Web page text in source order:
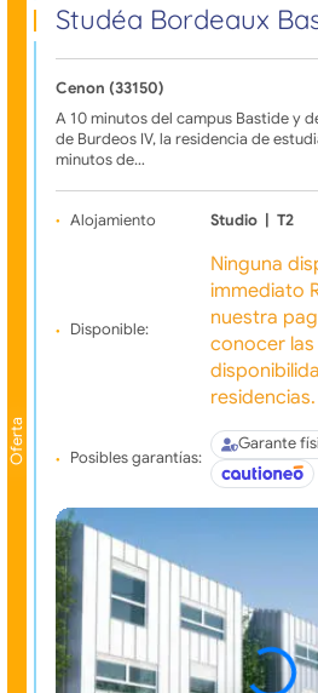
Oferta
Studéa Bordeaux
Cenon (33150)
A 10 minutos del campus Bastide y
de Burdeos IV, la residencia de
minutos de…
Alojamiento Studio T2
Disponible:
Ninguna
immediato
nuestra
conocer las
residencias.
Posibles garantías:
Garante